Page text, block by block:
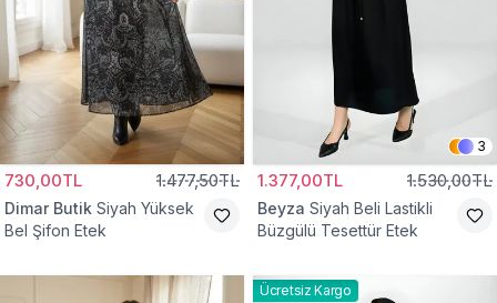
730,00TL 1.477,50TL
Dimar Butik Siyah Yüksek
Bel Şifon Etek
3
1.377,00TL 1.530,00TL
Beyza Siyah Beli Lastikli
Büzgülü Tesettür Etek
Ücretsiz Kargo